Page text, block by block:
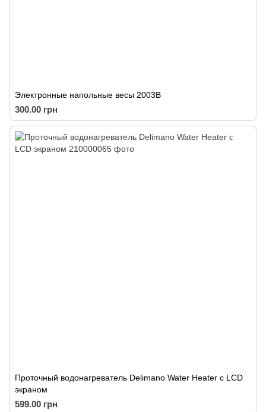
Электронные напольные весы 2003B
300.00 грн
Проточный водонагреватель Delimano Water Heater с LCD
экраном
599.00 грн